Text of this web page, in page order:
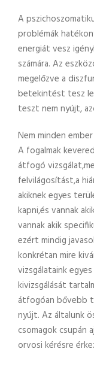
A
problémák
energiát vesz
számára. Az
megelőzve a
betekintést tesz
teszt nem nyújt,
Nem minden
A fogalmak
átfogó
felvilágosítást,a
akiknek egyes
kapni,és vannak
vannak akik
ezért mindig
konkrétan mire
vizsgálataink
kivizsgálását
átfogóan bővebb
nyújt. Az általunk
csomagok csupán
orvosi kérésre